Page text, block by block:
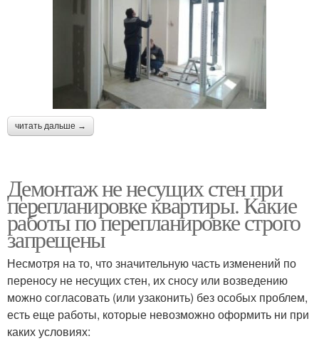
читать дальше →
Демонтаж не несущих стен при
перепланировке квартиры. Какие
работы по перепланировке строго
запрещены
Несмотря на то, что значительную часть изменений по
переносу не несущих стен, их сносу или возведению
можно согласовать (или узаконить) без особых проблем,
есть еще работы, которые невозможно оформить ни при
каких условиях: